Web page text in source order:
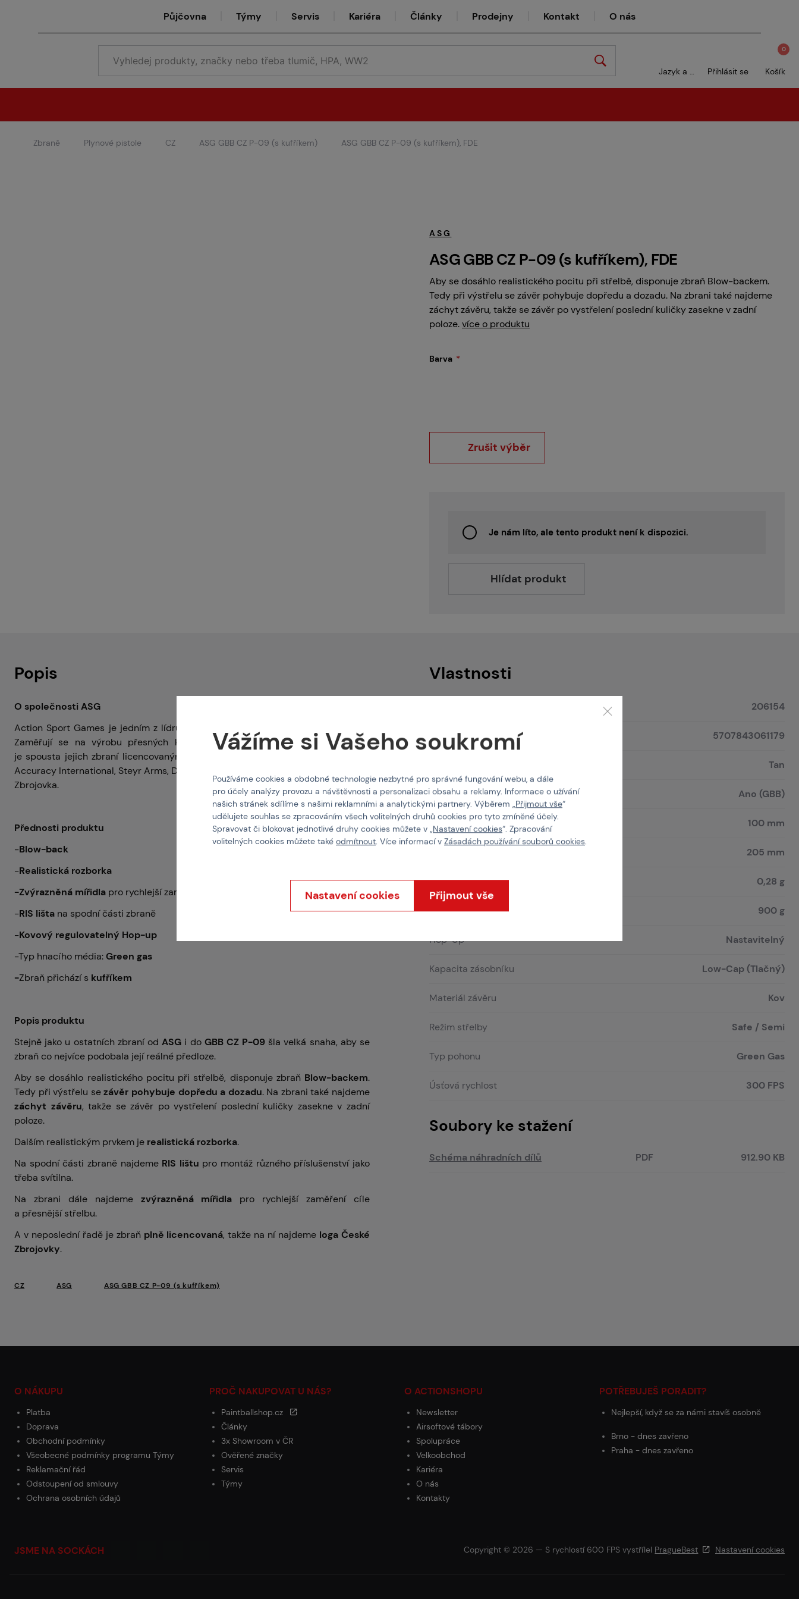
Půjčovna Týmy Servis Kariéra Články Prodejny Kontakt O nás
Jazyk a měna Přihlásit se
0
Košík
Zbraně Plynové pistole CZ ASG GBB CZ P-09 (s kufříkem) ASG GBB CZ P-09 (s kufříkem), FDE
ASG
ASG GBB CZ P-09 (s kufříkem), FDE
Aby se dosáhlo realistického pocitu při střelbě, disponuje zbraň Blow-backem.
Tedy při výstřelu se závěr pohybuje dopředu a dozadu. Na zbrani také najdeme
záchyt závěru, takže se závěr po vystřelení poslední kuličky zasekne v zadní
poloze.více o produktu
Barva
Zrušit výběr
Je nám líto, ale tento produkt není k dispozici.
Hlídat produkt
Popis
O společnosti ASG
Action Sport Games je jedním z lídrů na trhu s replikami zbraní a příslušenství.
Zaměřují se na výrobu přesných kopií zbraní v měřítku 1:1. Z toho důvodu
je spousta jejich zbraní licencovanými replikami od takových značek jako třeba
Accuracy International, Steyr Arms, Dan Wesson Firearms nebo třeba naše Česká
Zbrojovka.
Přednosti produktu
-Blow-back
-Realistická rozborka
-Zvýrazněná mířidla pro rychlejší zaměření
-RIS lišta na spodní části zbraně
-Kovový regulovatelný Hop-up
-Typ hnacího média:Green gas
-Zbraň přichází s kufříkem
Popis produktu
Stejně jako u ostatních zbraní od ASG i doGBB CZ P-09 šla velká snaha, aby se
zbraň co nejvíce podobala její reálné předloze.
Aby se dosáhlo realistického pocitu při střelbě, disponuje zbraň Blow-backem.
Tedy při výstřelu sezávěr pohybuje dopředu a dozadu. Na zbrani také najdeme
záchyt závěru, takže se závěr po vystřelení poslední kuličky zasekne v zadní
poloze.
Dalším realistickým prvkem je realistická rozborka.
Na spodní části zbraně najdeme RIS lištu pro montáž různého příslušenství jako
třeba svítilna.
Na zbrani dále najdeme zvýrazněná mířidla pro rychlejší zaměření cíle
a přesnější střelbu.
A v neposlední řadě je zbraň plně licencovaná, takže na ní najdeme loga České
Zbrojovky.
CZ ASG ASG GBB CZ P-09 (s kufříkem)
Vlastnosti
206154
EAN 5707843061179
Tan
Blow-Back Ano (GBB)
Délka vnitřní hlavně 100 mm
205 mm
Doporučená váha kuliček 0,28 g
Hmotnost 900 g
Hop-Up Nastavitelný
Kapacita zásobníku Low-Cap (Tlačný)
Materiál závěru Kov
Režim střelby Safe / Semi
Typ pohonu Green Gas
Úsťová rychlost 300 FPS
Soubory ke stažení
Schéma náhradních dílů PDF 912.90 KB
O NÁKUPU
Platba
Doprava
Obchodní podmínky
Všeobecné podmínky programu Týmy
Reklamační řád
Odstoupení od smlouvy
Ochrana osobních údajů
PROČ NAKUPOVAT U NÁS?
Paintballshop.cz
Články
3x Showroom v ČR
Ověřené značky
Servis
Týmy
O ACTIONSHOPU
Newsletter
Airsoftové tábory
Spolupráce
Velkoobchod
Kariéra
O nás
Kontakty
POTŘEBUJEŠ PORADIT?
Nejlepší, když se za námi stavíš osobně
Brno - dnes zavřeno
Praha - dnes zavřeno
JSME NA SOCKÁCH Copyright © 2026 — S rychlostí 600 FPS vystřílel PragueBest Nastavení cookies
Vážíme si Vašeho soukromí
Používáme cookies a obdobné technologie nezbytné pro správné fungování webu, a dále
pro účely analýzy provozu a návštěvnosti a personalizaci obsahu a reklamy. Informace o užívání
našich stránek sdílíme s našimi reklamními a analytickými partnery. Výběrem „Přijmout vše“
udělujete souhlas se zpracováním všech volitelných druhů cookies pro tyto zmíněné účely.
Spravovat či blokovat jednotlivé druhy cookies můžete v „Nastavení cookies“. Zpracování
volitelných cookies můžete také odmítnout. Více informací v Zásadách používání souborů cookies.
Nastavení cookies Přijmout vše